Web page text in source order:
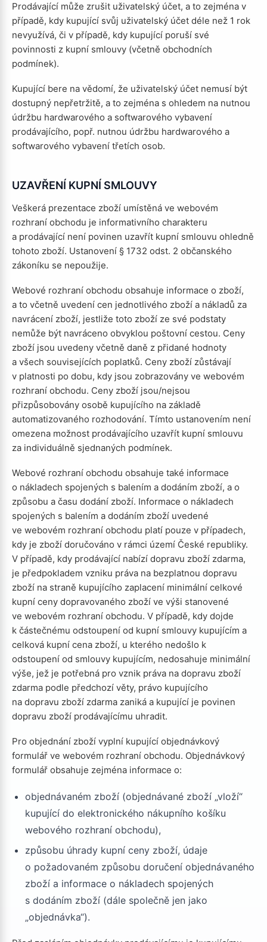
Prodávající může zrušit uživatelský účet, a to zejména v
případě, kdy kupující svůj uživatelský účet déle než 1 rok
nevyužívá, či v případě, kdy kupující poruší své
povinnosti z kupní smlouvy (včetně obchodních
podmínek).
Kupující bere na vědomí, že uživatelský účet nemusí být
dostupný nepřetržitě, a to zejména s ohledem na nutnou
údržbu hardwarového a softwarového vybavení
prodávajícího, popř. nutnou údržbu hardwarového a
softwarového vybavení třetích osob.
UZAVŘENÍ KUPNÍ SMLOUVY
Veškerá prezentace zboží umístěná ve webovém
rozhraní obchodu je informativního charakteru
a prodávající není povinen uzavřít kupní smlouvu ohledně
tohoto zboží. Ustanovení § 1732 odst. 2 občanského
zákoníku se nepoužije.
Webové rozhraní obchodu obsahuje informace o zboží,
a to včetně uvedení cen jednotlivého zboží a nákladů za
navrácení zboží, jestliže toto zboží ze své podstaty
nemůže být navráceno obvyklou poštovní cestou. Ceny
zboží jsou uvedeny včetně daně z přidané hodnoty
a všech souvisejících poplatků. Ceny zboží zůstávají
v platnosti po dobu, kdy jsou zobrazovány ve webovém
rozhraní obchodu. Ceny zboží jsou/nejsou
přizpůsobovány osobě kupujícího na základě
automatizovaného rozhodování. Tímto ustanovením není
omezena možnost prodávajícího uzavřít kupní smlouvu
za individuálně sjednaných podmínek.
Webové rozhraní obchodu obsahuje také informace
o nákladech spojených s balením a dodáním zboží, a o
způsobu a času dodání zboží. Informace o nákladech
spojených s balením a dodáním zboží uvedené
ve webovém rozhraní obchodu platí pouze v případech,
kdy je zboží doručováno v rámci území České republiky.
V případě, kdy prodávající nabízí dopravu zboží zdarma,
je předpokladem vzniku práva na bezplatnou dopravu
zboží na straně kupujícího zaplacení minimální celkové
kupní ceny dopravovaného zboží ve výši stanovené
ve webovém rozhraní obchodu. V případě, kdy dojde
k částečnému odstoupení od kupní smlouvy kupujícím a
celková kupní cena zboží, u kterého nedošlo k
odstoupení od smlouvy kupujícím, nedosahuje minimální
výše, jež je potřebná pro vznik práva na dopravu zboží
zdarma podle předchozí věty, právo kupujícího
na dopravu zboží zdarma zaniká a kupující je povinen
dopravu zboží prodávajícímu uhradit.
Pro objednání zboží vyplní kupující objednávkový
formulář ve webovém rozhraní obchodu. Objednávkový
formulář obsahuje zejména informace o:
objednávaném zboží (objednávané zboží „vloží“
kupující do elektronického nákupního košíku
webového rozhraní obchodu),
způsobu úhrady kupní ceny zboží, údaje
o požadovaném způsobu doručení objednávaného
zboží a informace o nákladech spojených
s dodáním zboží (dále společně jen jako
„objednávka“).